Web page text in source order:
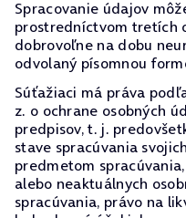
Spracovanie údajov
prostredníctvom tretích
dobrovoľne na dobu
odvolaný písomnou
Súťažiaci má práva
z. o ochrane osobných
predpisov, t. j.
stave spracúvania
predmetom
alebo neaktuálnych
spracúvania, právo na